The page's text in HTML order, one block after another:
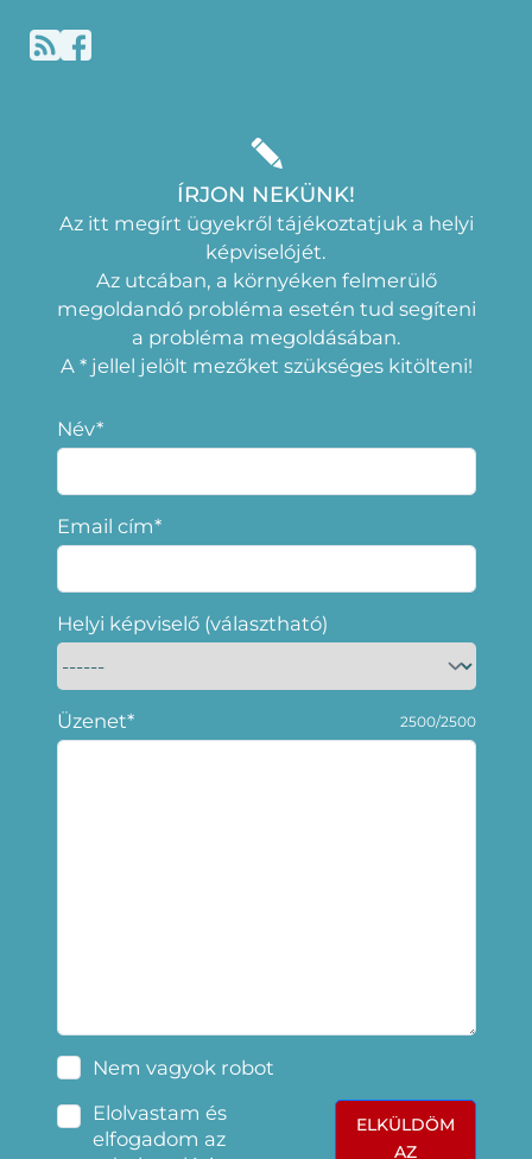
ÍRJON NEKÜNK!
Az itt megírt ügyekről tájékoztatjuk a helyi
képviselójét.
Az utcában, a környéken felmerülő
megoldandó probléma esetén tud segíteni
a probléma megoldásában.
A * jellel jelölt mezőket szükséges kitölteni!
Név*
Email cím*
Helyi képviselő (választható)
Üzenet* 2500/2500
Nem vagyok robot
Elolvastam és
elfogadom az
ELKÜLDÖM
AZ